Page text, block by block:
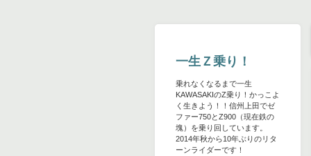
一生Ｚ乗り！
乗れなくなるまで一生
KAWASAKIのZ乗り！かっこよ
く生きよう！！信州上田でゼ
ファー750とZ900（現在鉄の
塊）を乗り回しています。
2014年秋から10年ぶりのリタ
ーンライダーです！